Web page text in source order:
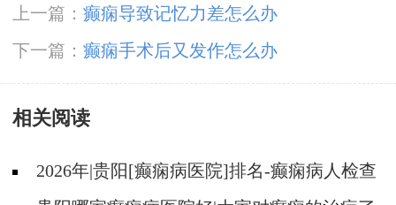
上一篇： 癫痫导致记忆力差怎么办
下一篇： 癫痫手术后又发作怎么办
相关阅读
2026年|贵阳[癫痫病医院]排名-癫痫病人检查